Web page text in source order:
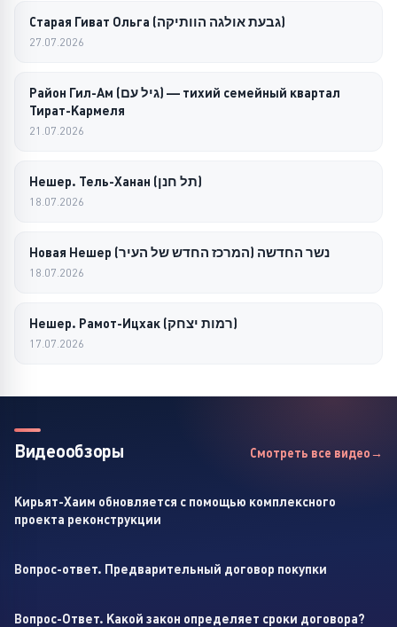
Старая Гиват Ольга (גבעת אולגה הוותיקה)
27.07.2026
Район Гил-Ам (גיל עם) — тихий семейный квартал
Тират-Кармеля
21.07.2026
Нешер. Тель-Ханан (תל חנן)
18.07.2026
Новая Нешер נשר החדשה (המרכז החדש של העיר)
18.07.2026
Нешер. Рамот-Ицхак (רמות יצחק)
17.07.2026
Видеообзоры Смотреть все видео
Кирьят-Хаим обновляется с помощью комплексного
проекта реконструкции
Вопрос-ответ. Предварительный договор покупки
Вопрос-Ответ. Какой закон определяет сроки договора?